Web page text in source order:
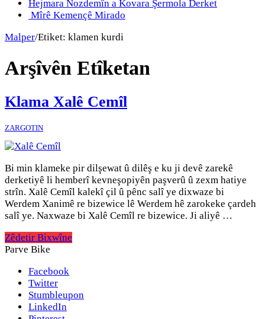
Hejmara Nozdemîn a Kovara Şermola Derket
Mîrê Kemençê Mirado
Malper/Etiket: klamen kurdi
Arşîvên Etîketan
Klama Xalê Cemîl
ZARGOTIN
Bi min klameke pir dilşewat û dilêş e ku ji devê zarekê
derketiyê li hemberî kevneşopiyên paşverû û zexm hatiye
strîn. Xalê Cemîl kalekî çil û pênc salî ye dixwaze bi
Werdem Xanimê re bizewice lê Werdem hê zarokeke çardeh
salî ye. Naxwaze bi Xalê Cemîl re bizewice. Ji aliyê …
Zêdetir Bixwîne
Parve Bike
Facebook
Twitter
Stumbleupon
LinkedIn